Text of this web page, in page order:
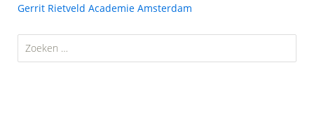
Gerrit Rietveld Academie Amsterdam
Zoeken
naar: